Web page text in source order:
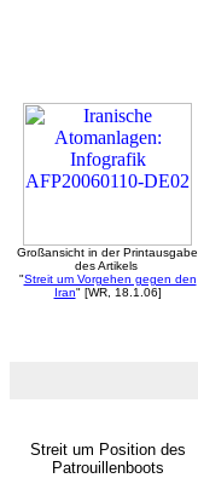
Großansicht in der Printausgabe
des Artikels
"Streit um Vorgehen gegen den
Iran" [WR, 18.1.06]
Streit um Position des
Patrouillenboots